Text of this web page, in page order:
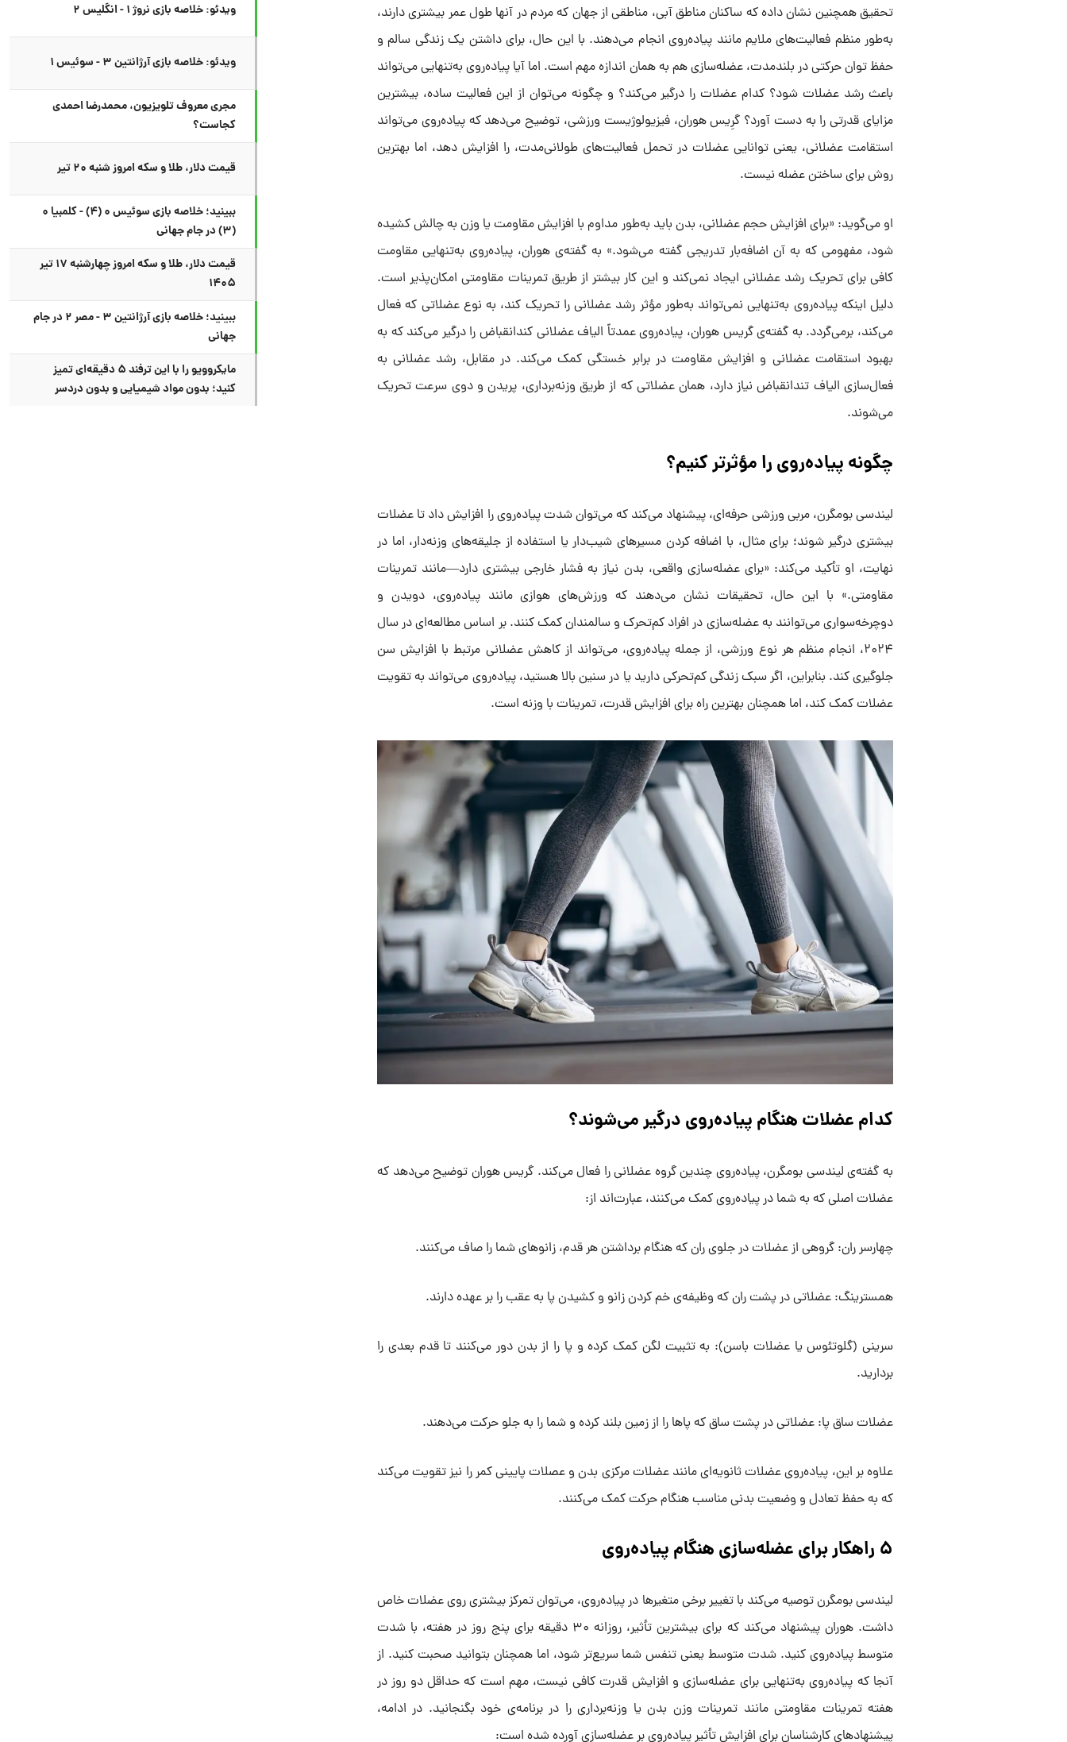
تحقیق همچنین نشان داده که ساکنان مناطق آبی، مناطقی از جهان که مردم در آنها طول عمر بیشتری دارند،
به‌طور منظم فعالیت‌های ملایم مانند پیاده‌روی انجام می‌دهند. با این حال، برای داشتن یک زندگی سالم و
حفظ توان حرکتی در بلندمدت، عضله‌سازی هم به همان اندازه مهم است. اما آیا پیاده‌روی به‌تنهایی می‌تواند
باعث رشد عضلات شود؟ کدام عضلات را درگیر می‌کند؟ و چگونه می‌توان از این فعالیت ساده، بیشترین
مزایای قدرتی را به دست آورد؟ گرِیس هوران، فیزیولوژیست ورزشی، توضیح می‌دهد که پیاده‌روی می‌تواند
استقامت عضلانی، یعنی توانایی عضلات در تحمل فعالیت‌های طولانی‌مدت، را افزایش دهد، اما بهترین
روش برای ساختن عضله نیست.
او می‌گوید: «برای افزایش حجم عضلانی، بدن باید به‌طور مداوم با افزایش مقاومت یا وزن به چالش کشیده
شود، مفهومی که به آن اضافه‌بار تدریجی گفته می‌شود.» به گفته‌ی هوران، پیاده‌روی به‌تنهایی مقاومت
کافی برای تحریک رشد عضلانی ایجاد نمی‌کند و این کار بیشتر از طریق تمرینات مقاومتی امکان‌پذیر است.
دلیل اینکه پیاده‌روی به‌تنهایی نمی‌تواند به‌طور مؤثر رشد عضلانی را تحریک کند، به نوع عضلاتی که فعال
می‌کند، برمی‌گردد. به گفته‌ی گریس هوران، پیاده‌روی عمدتاً الیاف عضلانی کند‌انقباض را درگیر می‌کند که به
بهبود استقامت عضلانی و افزایش مقاومت در برابر خستگی کمک می‌کند. در مقابل، رشد عضلانی به
فعال‌سازی الیاف تند‌انقباض نیاز دارد، همان عضلاتی که از طریق وزنه‌برداری، پریدن و دوی سرعت تحریک
می‌شوند.
چگونه پیاده‌روی را مؤثرتر کنیم؟
لیندسی بومگرن، مربی ورزشی حرفه‌ای، پیشنهاد می‌کند که می‌توان شدت پیاده‌روی را افزایش داد تا عضلات
بیشتری درگیر شوند؛ برای مثال، با اضافه کردن مسیر‌های شیب‌دار یا استفاده از جلیقه‌های وزنه‌دار، اما در
نهایت، او تأکید می‌کند: «برای عضله‌سازی واقعی، بدن نیاز به فشار خارجی بیشتری دارد—مانند تمرینات
مقاومتی.» با این حال، تحقیقات نشان می‌دهند که ورزش‌های هوازی مانند پیاده‌روی، دویدن و
دوچرخه‌سواری می‌توانند به عضله‌سازی در افراد کم‌تحرک و سالمندان کمک کنند. بر اساس مطالعه‌ای در سال
۲۰۲۴، انجام منظم هر نوع ورزشی، از جمله پیاده‌روی، می‌تواند از کاهش عضلانی مرتبط با افزایش سن
جلوگیری کند. بنابراین، اگر سبک زندگی کم‌تحرکی دارید یا در سنین بالا هستید، پیاده‌روی می‌تواند به تقویت
عضلات کمک کند، اما همچنان بهترین راه برای افزایش قدرت، تمرینات با وزنه است.
کدام عضلات هنگام پیاده‌روی درگیر می‌شوند؟
به گفته‌ی لیندسی بومگرن، پیاده‌روی چندین گروه عضلانی را فعال می‌کند. گریس هوران توضیح می‌دهد که
عضلات اصلی که به شما در پیاده‌روی کمک می‌کنند، عبارت‌اند از:
چهارسر ران: گروهی از عضلات در جلوی ران که هنگام برداشتن هر قدم، زانو‌های شما را صاف می‌کنند.
همسترینگ: عضلاتی در پشت ران که وظیفه‌ی خم کردن زانو و کشیدن پا به عقب را بر عهده دارند.
سرینی (گلوتئوس یا عضلات باسن): به تثبیت لگن کمک کرده و پا را از بدن دور می‌کنند تا قدم بعدی را
بردارید.
عضلات ساق پا: عضلاتی در پشت ساق که پا‌ها را از زمین بلند کرده و شما را به جلو حرکت می‌دهند.
علاوه بر این، پیاده‌روی عضلات ثانویه‌ای مانند عضلات مرکزی بدن و عصلات پایینی کمر را نیز تقویت می‌کند
که به حفظ تعادل و وضعیت بدنی مناسب هنگام حرکت کمک می‌کنند.
۵ راهکار برای عضله‌سازی هنگام پیاده‌روی
لیندسی بومگرن توصیه می‌کند با تغییر برخی متغیر‌ها در پیاده‌روی، می‌توان تمرکز بیشتری روی عضلات خاص
داشت. هوران پیشنهاد می‌کند که برای بیشترین تأثیر، روزانه ۳۰ دقیقه برای پنج روز در هفته، با شدت
متوسط پیاده‌روی کنید. شدت متوسط یعنی تنفس شما سریع‌تر شود، اما همچنان بتوانید صحبت کنید. از
آنجا که پیاده‌روی به‌تنهایی برای عضله‌سازی و افزایش قدرت کافی نیست، مهم است که حداقل دو روز در
هفته تمرینات مقاومتی مانند تمرینات وزن بدن یا وزنه‌برداری را در برنامه‌ی خود بگنجانید. در ادامه،
پیشنهاد‌های کارشناسان برای افزایش تأثیر پیاده‌روی بر عضله‌سازی آورده شده است:
ویدئو: خلاصه بازی نروژ ۱ - انگلیس ۲
ویدئو: خلاصه بازی آرژانتین ۳ - سوئیس ۱
مجری معروف تلویزیون، محمدرضا احمدی
کجاست؟
قیمت دلار، طلا و سکه امروز شنبه ۲۰ تیر
ببینید؛ خلاصه بازی سوئیس ۰ (۴) - کلمبیا ۰
(۳) در جام جهانی
قیمت دلار، طلا و سکه امروز چهارشنبه ۱۷ تیر
۱۴۰۵
ببینید؛ خلاصه بازی آرژانتین ۳ - مصر ۲ در جام
جهانی
مایکروویو را با این ترفند ۵ دقیقه‌ای تمیز
کنید؛ بدون مواد شیمیایی و بدون دردسر